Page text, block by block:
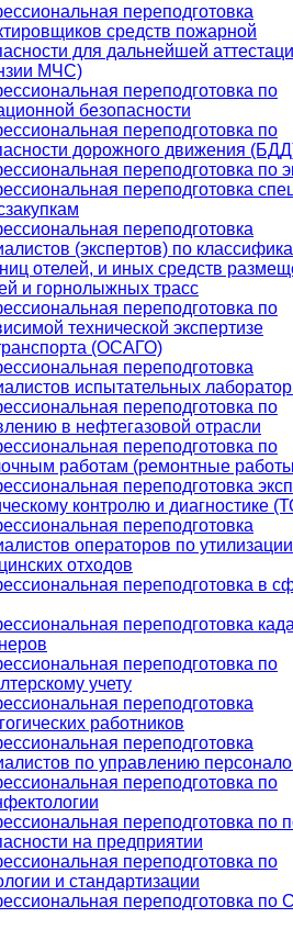
переподготовка
средств пожарной
для дальнейшей
МЧС)
переподготовка по
безопасности
переподготовка по
дорожного движения
переподготовка по
переподготовка
переподготовка
(экспертов) по
отелей, и иных средств
и горнолыжных трасс
переподготовка по
технической экспертизе
(ОСАГО)
переподготовка
испытательных
переподготовка по
в нефтегазовой отрасли
переподготовка по
работам (ремонтные
переподготовка
контролю и диагностике
переподготовка
операторов по утилизации
отходов
переподготовка в
переподготовка
переподготовка по
учету
переподготовка
работников
переподготовка
по управлению
переподготовка по
переподготовка по
на предприятии
переподготовка по
и стандартизации
переподготовка по